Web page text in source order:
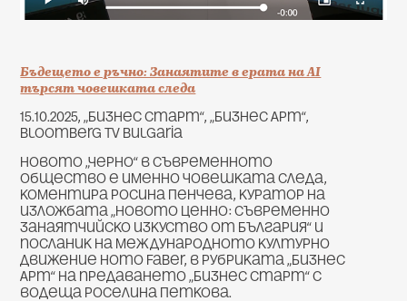
Бъдещето е ръчно: Занаятите в ерата на АI
търсят човешката следа
15.10.2025, „Бизнес старт“, „Бизнес Арт“,
Bloomberg TV Bulgaria
Новото „черно“ в съвременното
общество е именно човешката следа,
коментира Росина Пенчева, куратор на
изложбата „Новото Ценно: Съвременно
занаятчийско изкуство от България“ и
посланик на международното културно
движение Homo Faber, в рубриката „Бизнес
Арт“ на предаването „Бизнес старт“ с
водеща Роселина Петкова.